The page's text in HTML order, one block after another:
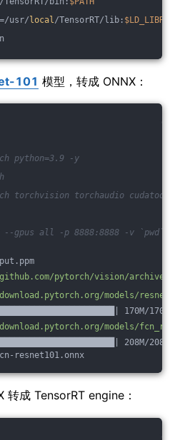
usr/ local/TensorRT/lib:
101 模型，转成 ONNX：
python=3.9 -y
torchvision torchaudio
gpus all -p 8888:8888 -v `pwd`:/
pytorch/vision/archive/
models/
170M/
models/
208M/
resnet101.onnx
转成 TensorRT engine：